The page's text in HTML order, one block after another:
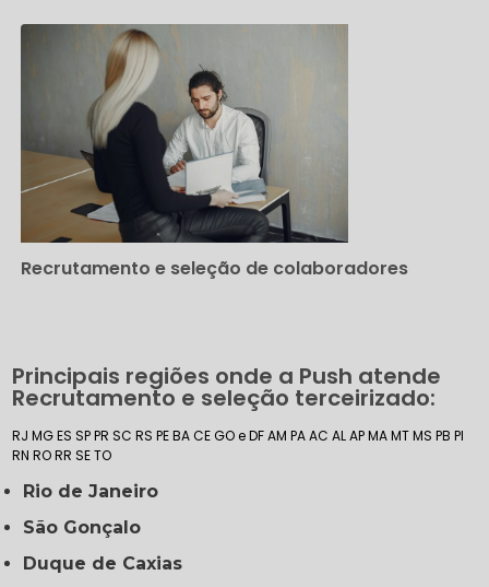
Recrutamento e seleção de colaboradores
Principais regiões onde a Push atende
Recrutamento e seleção terceirizado:
RJ MGES SPPR SC RS PEBACEGO e DFAM PAAC ALAPMAMTMS PB PI
RN RORR SETO
Rio de Janeiro
São Gonçalo
Duque de Caxias